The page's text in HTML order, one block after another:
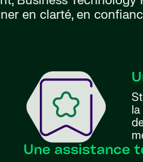
en clarté, en
Une assistance